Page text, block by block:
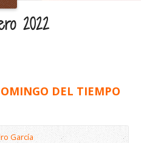
2022
DEL TIEMPO
García